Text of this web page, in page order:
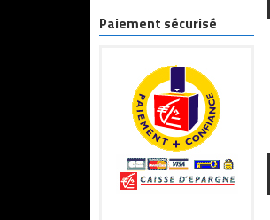
Paiement sécurisé